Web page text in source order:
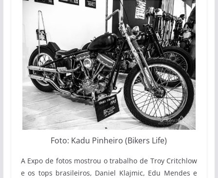
Foto: Kadu Pinheiro (Bikers Life)
A Expo de fotos mostrou o trabalho de Troy Critchlow
e os tops brasileiros, Daniel Klajmic, Edu Mendes e